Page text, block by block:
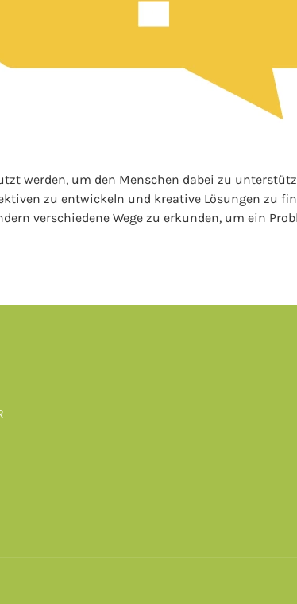
werden, um den Menschen dabei zu
zu entwickeln und kreative Lösungen zu
verschiedene Wege zu erkunden, um ein